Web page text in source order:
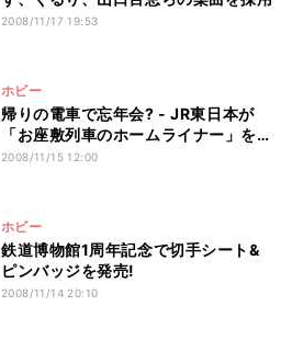
2008/11/17 19:53
ホビー
帰りの電車で忘年会? - JR東日本が
「お座敷列車のホームライナー」を運
行
2008/11/15 12:00
ホビー
鉄道博物館1周年記念で切手シート&
ピンバッジを発売!
2008/11/14 20:10